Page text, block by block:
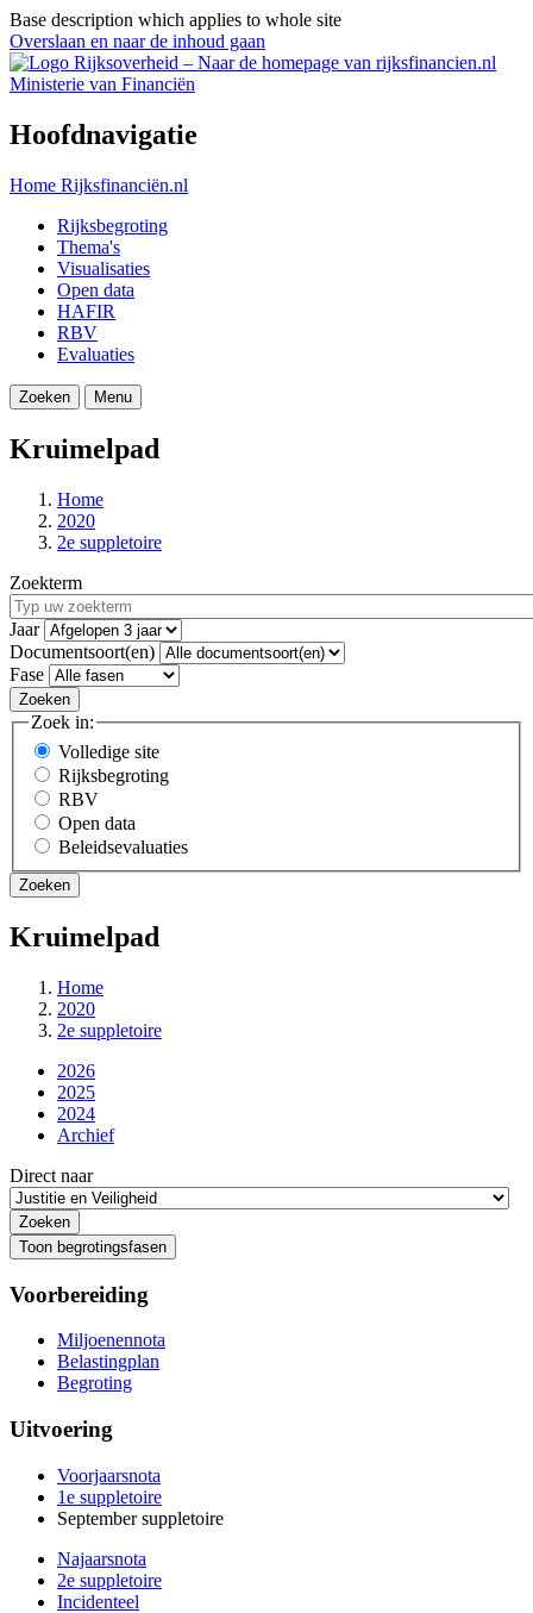
Base description which applies to whole site
Overslaan en naar de inhoud gaan
Ministerie van Financiën
Hoofdnavigatie
Home Rijksfinanciën.nl
Rijksbegroting
Thema's
Visualisaties
Open data
HAFIR
RBV
Evaluaties
Zoeken Menu
Kruimelpad
Home
2020
2e suppletoire
Zoekterm
Jaar
Documentsoort(en)
Fase
Zoek in:
Volledige site
Rijksbegroting
RBV
Open data
Beleidsevaluaties
Kruimelpad
Home
2020
2e suppletoire
2026
2025
2024
Archief
Direct naar
Toon begrotingsfasen
Voorbereiding
Miljoenennota
Belastingplan
Begroting
Uitvoering
Voorjaarsnota
1e suppletoire
September suppletoire
Najaarsnota
2e suppletoire
Incidenteel